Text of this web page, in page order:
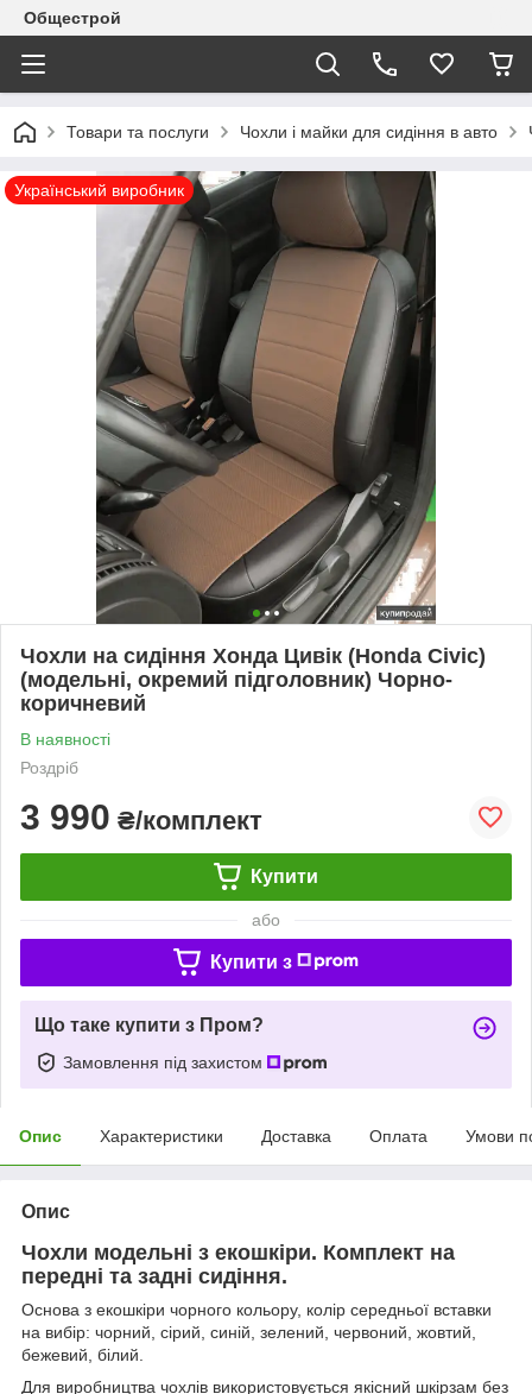
Общестрой
Товари та послуги Чохли і майки для сидіння в авто
Український виробник
Чохли на сидіння Хонда Цивік (Honda Civic)
(модельні, окремий підголовник) Чорно-
коричневий
В наявності
Роздріб
3 990 ₴/комплект
Купити
або
Купити з
Що таке купити з Пром?
Замовлення під захистом
Опис Характеристики Доставка Оплата Умови
Опис
Чохли модельні з екошкіри. Комплект на
передні та задні сидіння.
Основа з екошкіри чорного кольору, колір середньої вставки
на вибір: чорний, сірий, синій, зелений, червоний, жовтий,
бежевий, білий.
Для виробництва чохлів використовується якісний шкірзам без